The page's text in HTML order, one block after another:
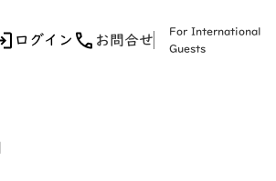
ログイン お問合せ
For International
Guests